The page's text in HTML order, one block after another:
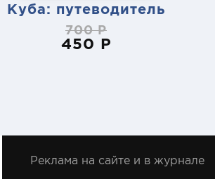
Куба: путеводитель
700 Р
450 Р
Реклама на сайте и в журнале